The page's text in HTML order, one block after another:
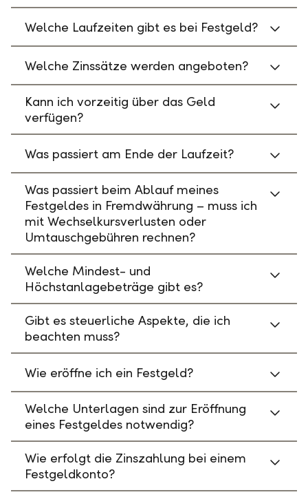
Welche Laufzeiten gibt es bei Festgeld?
Welche Zinssätze werden angeboten?
Kann ich vorzeitig über das Geld
verfügen?
Was passiert am Ende der Laufzeit?
Was passiert beim Ablauf meines
Festgeldes in Fremdwährung – muss ich
mit Wechselkursverlusten oder
Umtauschgebühren rechnen?
Welche Mindest- und
Höchstanlagebeträge gibt es?
Gibt es steuerliche Aspekte, die ich
beachten muss?
Wie eröffne ich ein Festgeld?
Welche Unterlagen sind zur Eröffnung
eines Festgeldes notwendig?
Wie erfolgt die Zinszahlung bei einem
Festgeldkonto?